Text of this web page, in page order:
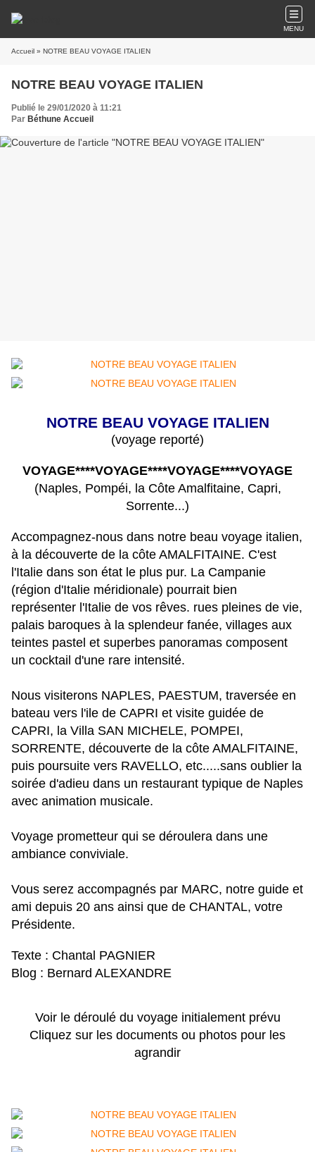
MENU
Accueil » NOTRE BEAU VOYAGE ITALIEN
NOTRE BEAU VOYAGE ITALIEN
Publié le 29/01/2020 à 11:21
Par Béthune Accueil
NOTRE BEAU VOYAGE ITALIEN
(voyage reporté)
VOYAGE****VOYAGE****VOYAGE****VOYAGE
(Naples, Pompéi, la Côte Amalfitaine, Capri,
Sorrente...)
Accompagnez-nous dans notre beau voyage italien,
à la découverte de la côte AMALFITAINE. C'est
l'Italie dans son état le plus pur. La Campanie
(région d'Italie méridionale) pourrait bien
représenter l'Italie de vos rêves. rues pleines de vie,
palais baroques à la splendeur fanée, villages aux
teintes pastel et superbes panoramas composent
un cocktail d'une rare intensité.
Nous visiterons NAPLES, PAESTUM, traversée en
bateau vers l'ile de CAPRI et visite guidée de
CAPRI, la Villa SAN MICHELE, POMPEI,
SORRENTE, découverte de la côte AMALFITAINE,
puis poursuite vers RAVELLO, etc.....sans oublier la
soirée d'adieu dans un restaurant typique de Naples
avec animation musicale.
Voyage prometteur qui se déroulera dans une
ambiance conviviale.
Vous serez accompagnés par MARC, notre guide et
ami depuis 20 ans ainsi que de CHANTAL, votre
Présidente.
Texte : Chantal PAGNIER
Blog : Bernard ALEXANDRE
Voir le déroulé du voyage initialement prévu
Cliquez sur les documents ou photos pour les
agrandir